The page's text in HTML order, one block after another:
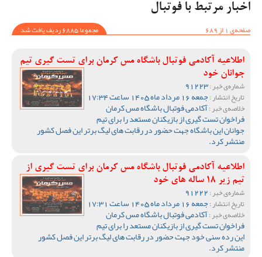
اخبار مرتبط با فوتبال
صفحه‌ی 1 از 689
مجموعا 6885 ردیف یافت شد
اطلاعیه آکادمی فوتبال باشگاه مس کرمان برای تست گیری تیم
جوانان خود
شماره‌ی خبر :
تاریخ انتشار :جمعه 16 مرداد ماه 1405 ساعت 17:34
خلاصه‌ی خبر :آکادمی فوتبال باشگاه مس کرمان
فراخوان تست گیری از بازیکنان مستعد را برای تیم
جوانان این باشگاه جهت حضور در رقابت های لیگ برتر این فصل کشور
منتشر کرد.
اطلاعیه آکادمی فوتبال باشگاه مس کرمان برای تست گیری از
تیم زیر 18 ساله های خود
شماره‌ی خبر :
تاریخ انتشار :جمعه 16 مرداد ماه 1405 ساعت 17:31
خلاصه‌ی خبر :آکادمی فوتبال باشگاه مس کرمان
فراخوان تست گیری از بازیکنان مستعد را برای تیم
این رده سنی خود جهت حضور در رقابت های لیگ برتر این فصل کشور
منتشر کرد.